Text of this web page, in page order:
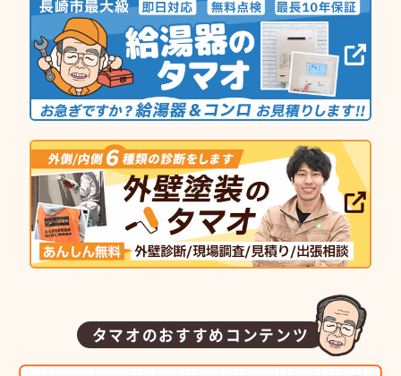
タマオのおすすめコンテンツ